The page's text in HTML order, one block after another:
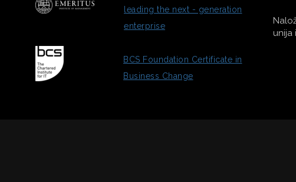
leading the next - generation
enterprise
BCS Foundation Certificate in
Business Change
unija